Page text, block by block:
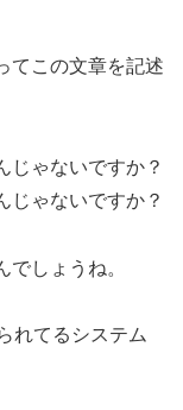
てこの文章を記述
じゃないですか？
じゃないですか？
しょうね。
れてるシステム